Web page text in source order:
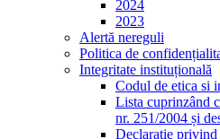
2024
2023
Alertă nereguli
Politica de
Integritate instituțională
Codul de etica si
Lista cuprinzând
nr. 251/2004 și
Declarație privind